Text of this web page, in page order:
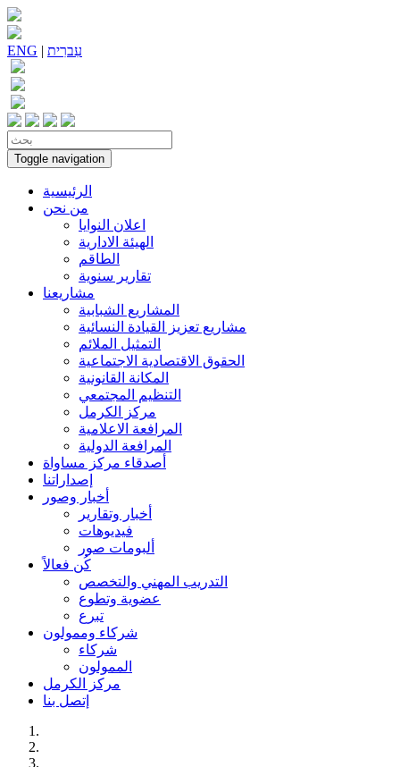
ENG | עִברִית
Toggle navigation
الرئيسية
من نحن
اعلان النوايا
الهيئة الادارية
الطاقم
تقارير سنوية
مشاريعنا
المشاريع الشبابية
مشاريع تعزيز القيادة النسائية
التمثيل الملائم
الحقوق الاقتصادية الاجتماعية
المكانة القانونية
التنظيم المجتمعي
مركز الكرمل
المرافعة الاعلامية
المرافعة الدولية
أصدقاء مركز مساواة
إصداراتنا
أخبار وصور
أخبار وتقارير
فيديوهات
ألبومات صور
كُن فعالاً
التدريب المهني والتخصص
عضوية وتطوع
تبرع
شركاء وممولون
شركاء
الممولون
مركز الكرمل
إتصل بنا